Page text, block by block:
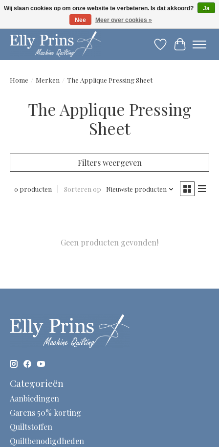
Let op: gewijzigde openingstijden!
Verlanglijst
Home / Merken / The Applique Pressing Sheet
The Applique Pressing
Sheet
Filters weergeven
0 producten Sorteren op Nieuwste producten
Geen producten gevonden!
Categorieën
Aanbiedingen
Garens 50% korting
Quiltstoffen
Quiltbenodigdheden
Wij slaan cookies op om onze website te verbeteren. Is dat akkoord?
Ja
Nee
Meer over cookies »